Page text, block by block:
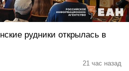
рудники открылась в
21 час назад